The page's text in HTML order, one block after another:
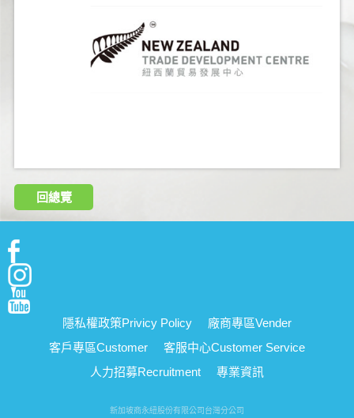
回總覽
隱私權政策Privicy Policy 廠商專區Vender
客戶專區Customer 客服中心Customer Service
人力招募Recruitment 專業資訊
新加坡商永紐股份有限公司台灣分公司